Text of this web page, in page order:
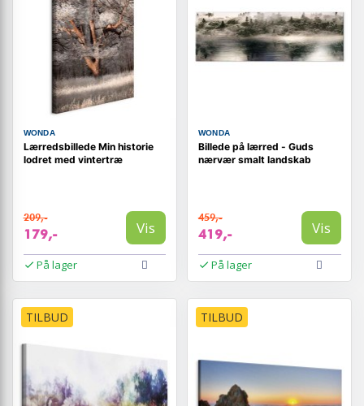
WONDA
Lærredsbillede Min historie
lodret med vintertræ
209,-
179,- Vis
På lager
WONDA
Billede på lærred - Guds
nærvær smalt landskab
459,-
419,- Vis
På lager
TILBUD TILBUD